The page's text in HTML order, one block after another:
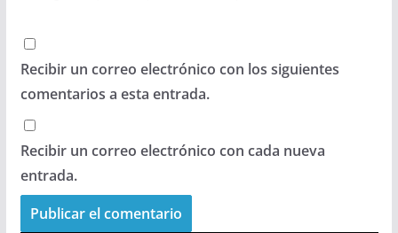
Recibir un correo electrónico con los siguientes
comentarios a esta entrada.
Recibir un correo electrónico con cada nueva
entrada.